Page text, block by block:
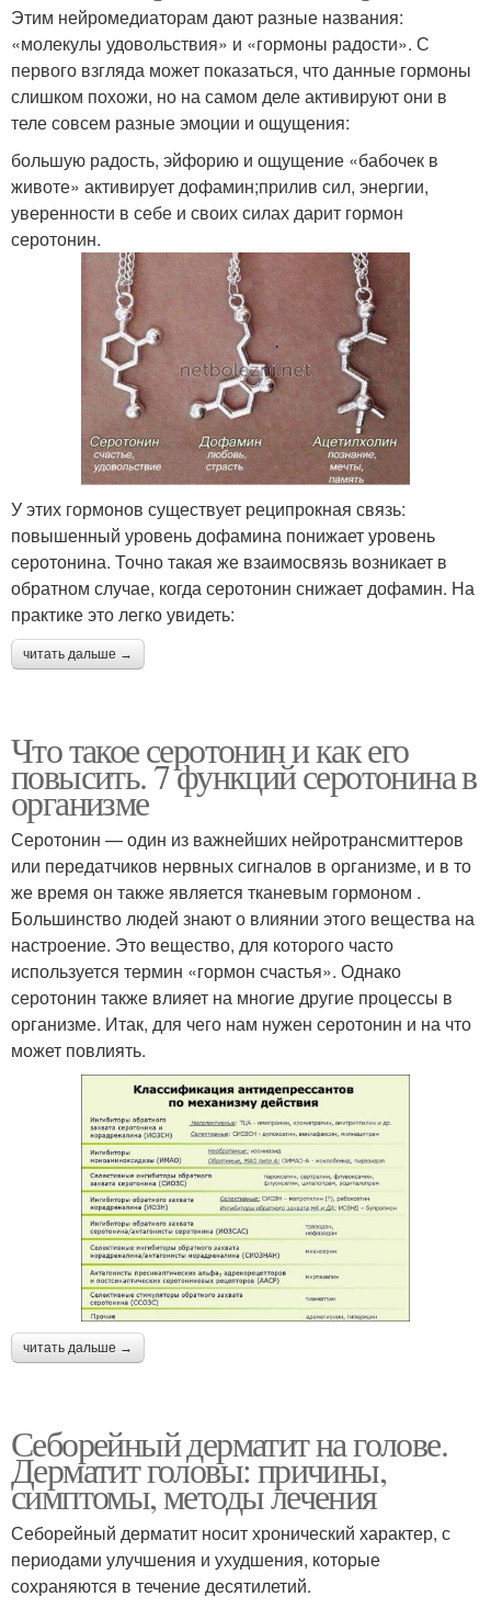
Этим нейромедиаторам дают разные названия:
«молекулы удовольствия» и «гормоны радости». С
первого взгляда может показаться, что данные гормоны
слишком похожи, но на самом деле активируют они в
теле совсем разные эмоции и ощущения:
большую радость, эйфорию и ощущение «бабочек в
животе» активирует дофамин;прилив сил, энергии,
уверенности в себе и своих силах дарит гормон
серотонин.
У этих гормонов существует реципрокная связь:
повышенный уровень дофамина понижает уровень
серотонина. Точно такая же взаимосвязь возникает в
обратном случае, когда серотонин снижает дофамин. На
практике это легко увидеть:
читать дальше →
Что такое серотонин и как его
повысить. 7 функций серотонина в
организме
Серотонин — один из важнейших нейротрансмиттеров
или передатчиков нервных сигналов в организме, и в то
же время он также является тканевым гормоном .
Большинство людей знают о влиянии этого вещества на
настроение. Это вещество, для которого часто
используется термин «гормон счастья». Однако
серотонин также влияет на многие другие процессы в
организме. Итак, для чего нам нужен серотонин и на что
может повлиять.
читать дальше →
Себорейный дерматит на голове.
Дерматит головы: причины,
симптомы, методы лечения
Себорейный дерматит носит хронический характер, с
периодами улучшения и ухудшения, которые
сохраняются в течение десятилетий.